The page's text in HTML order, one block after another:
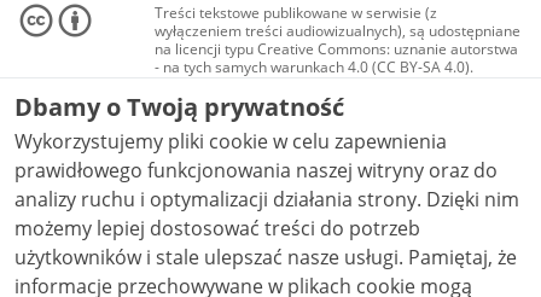
Treści tekstowe publikowane w serwisie (z
wyłączeniem treści audiowizualnych), są udostępniane
na licencji typu Creative Commons: uznanie autorstwa
- na tych samych warunkach 4.0 (CC BY-SA 4.0).
Materiały audiowizualne, w tym zdjęcia, materiały
audio i wideo, są udostępniane na licencji typu
Creative Commons: uznanie autorstwa użycie
niekomercyjne - bez utworów zależnych 4.0 (CC BY-
NC-ND 4.0), o ile nie jest to stwierdzone inaczej.
Dbamy o Twoją prywatność
Wykorzystujemy pliki cookie w celu zapewnienia
prawidłowego funkcjonowania naszej witryny oraz do
analizy ruchu i optymalizacji działania strony. Dzięki nim
możemy lepiej dostosować treści do potrzeb
użytkowników i stale ulepszać nasze usługi. Pamiętaj, że
informacje przechowywane w plikach cookie mogą